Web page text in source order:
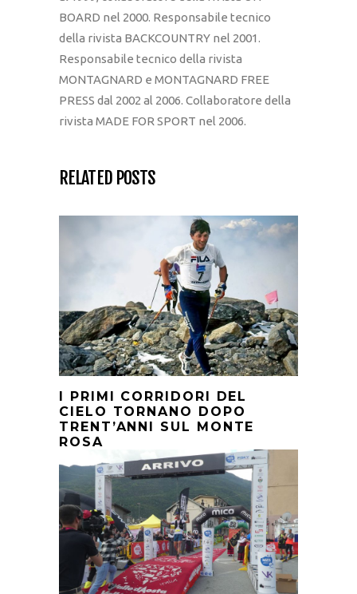
BOARD nel 2000. Responsabile tecnico
della rivista BACKCOUNTRY nel 2001.
Responsabile tecnico della rivista
MONTAGNARD e MONTAGNARD FREE
PRESS dal 2002 al 2006. Collaboratore della
rivista MADE FOR SPORT nel 2006.
RELATED POSTS
I PRIMI CORRIDORI DEL
CIELO TORNANO DOPO
TRENT’ANNI SUL MONTE
ROSA